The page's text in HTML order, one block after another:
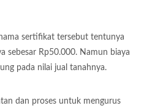
sertifikat tersebut tentunya
sebesar Rp50.000. Namun biaya
pada nilai jual tanahnya.
dan proses untuk mengurus